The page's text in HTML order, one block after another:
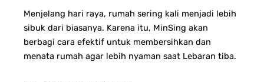
Menjelang hari raya, rumah sering kali menjadi lebih
sibuk dari biasanya. Karena itu, MinSing akan
berbagi cara efektif untuk membersihkan dan
menata rumah agar lebih nyaman saat Lebaran tiba.